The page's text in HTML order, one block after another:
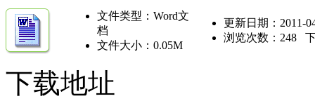
品牌
招聘
视频
展厅
家具
文件类型：Word文
档
文件大小：0.05M
更新日期：2011-
浏览次数： 248
下载地址